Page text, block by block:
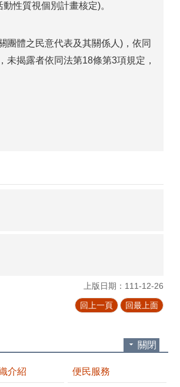
動性質視個別計畫核定)。
團體之民意代表及其關係人 ) ，依同
未揭露者依同法第18條第3項規定，
上版日期：111-12-26
回上一頁 回最上面
關閉
介紹 便民服務